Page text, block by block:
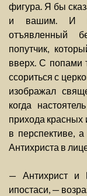
фигура. Я бы
и вашим. И не
отъявленный
попутчик,
вверх. С попами
ссориться с
изображал
когда
прихода красных
в перспективе,
Антихриста в
— Антихрист и
ипостаси, —